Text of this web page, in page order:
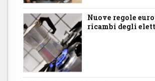
Nuove regole
ricambi degli